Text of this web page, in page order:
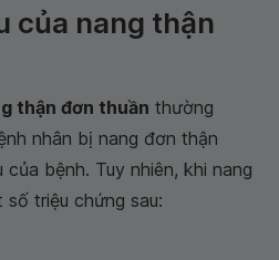
của nang thận
thận đơn thuần thường
nhân bị nang đơn thận
bệnh. Tuy nhiên, khi nang
triệu chứng sau: